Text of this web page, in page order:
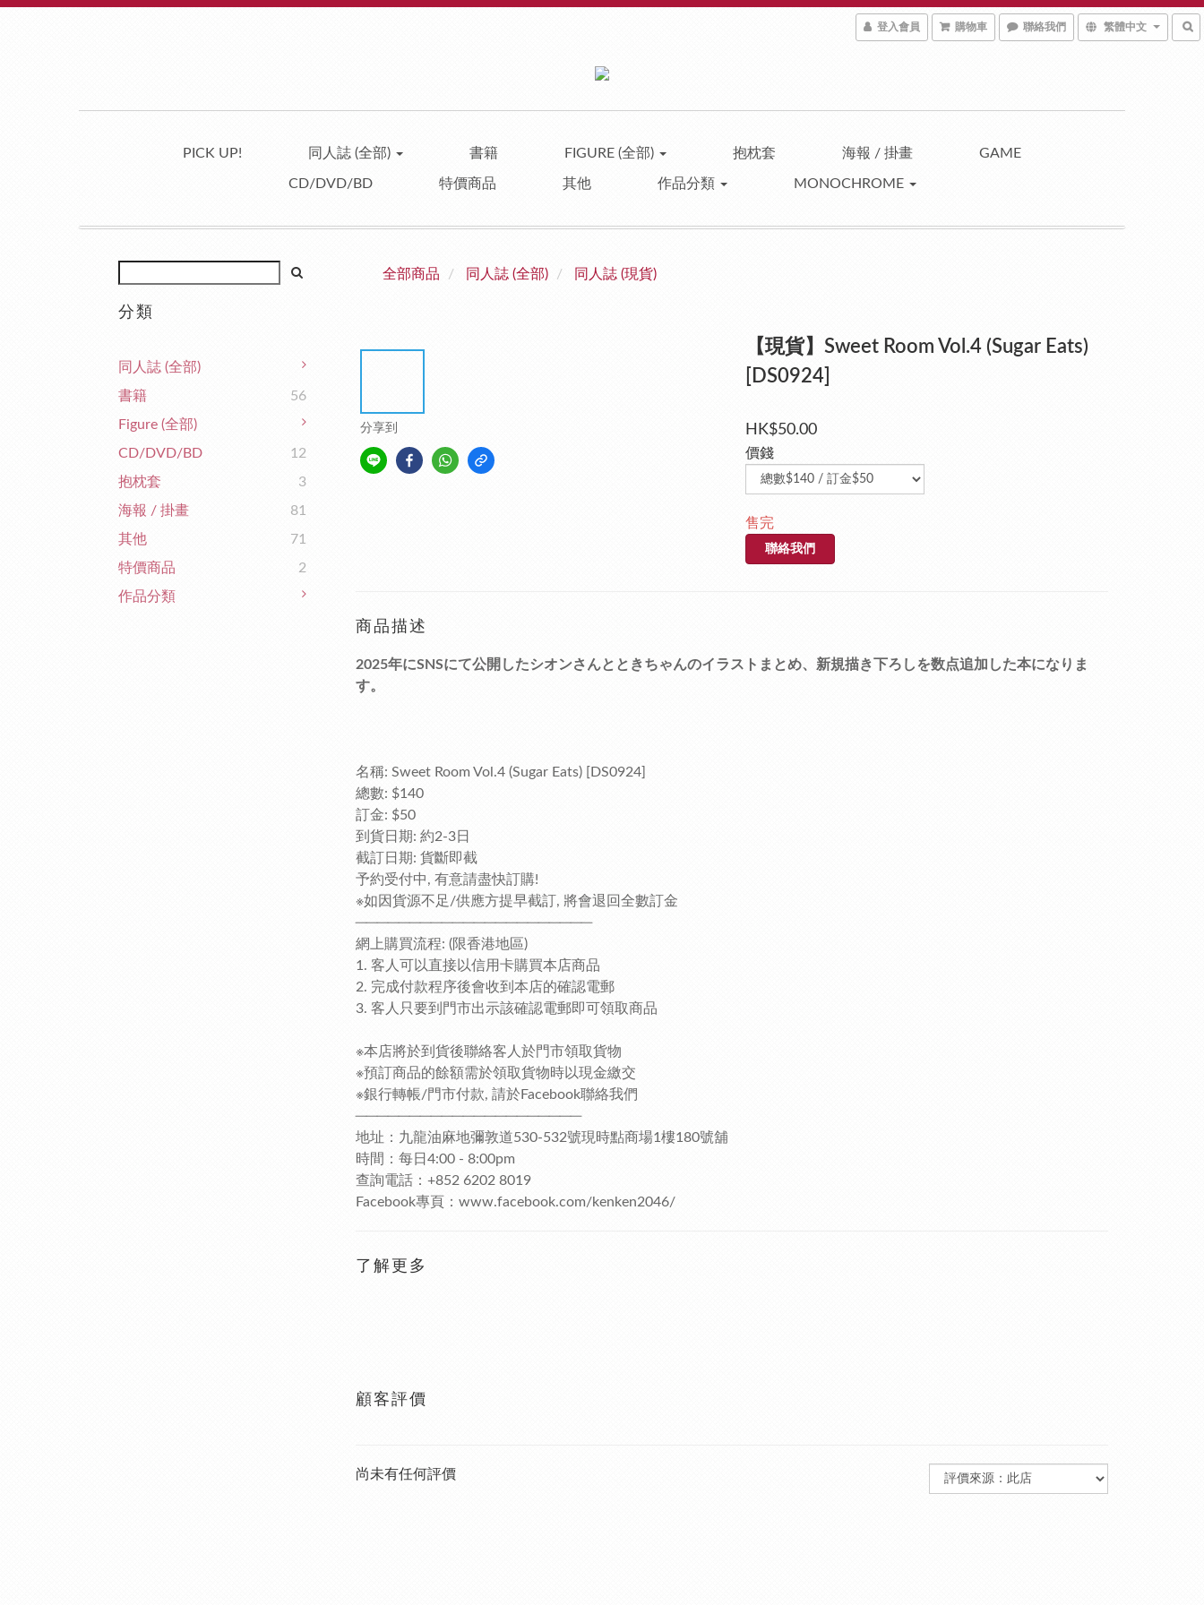
登入會員 購物車 聯絡我們 繁體中文
PICK UP! 同人誌 (全部) 書籍 FIGURE (全部) 抱枕套 海報 / 掛畫 GAME
CD/DVD/BD 特價商品 其他 作品分類 MONOCHROME
分類
同人誌 (全部)
書籍
56
Figure (全部)
CD/DVD/BD
12
抱枕套
3
海報 / 掛畫
81
其他
71
特價商品
2
作品分類
全部商品 同人誌 (全部) 同人誌 (現貨)
分享到
【現貨】Sweet Room Vol.4 (Sugar Eats)
[DS0924]
HK$50.00
價錢
售完
聯絡我們
商品描述
2025年にSNSにて公開したシオンさんとときちゃんのイラストまとめ、新規描き下ろしを数点追加した本になりま
す。
名稱: Sweet Room Vol.4 (Sugar Eats) [DS0924]
總數: $140
訂金: $50
到貨日期: 約2-3日
截訂日期: 貨斷即截
予約受付中, 有意請盡快訂購!
※如因貨源不足/供應方提早截訂, 將會退回全數訂金
──────────────────────
網上購買流程: (限香港地區)
1. 客人可以直接以信用卡購買本店商品
2. 完成付款程序後會收到本店的確認電郵
3. 客人只要到門市出示該確認電郵即可領取商品
※本店將於到貨後聯絡客人於門市領取貨物
※預訂商品的餘額需於領取貨物時以現金繳交
※銀行轉帳/門市付款, 請於Facebook聯絡我們
─────────────────────
地址：九龍油麻地彌敦道530-532號現時點商場1樓180號舖
時間：每日4:00 - 8:00pm
查詢電話：+852 6202 8019
Facebook專頁：www.facebook.com/kenken2046/
了解更多
顧客評價
尚未有任何評價